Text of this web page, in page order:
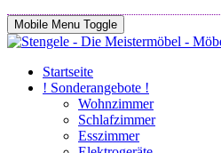
Mobile Menu Toggle
Startseite
! Sonderangebote !
Wohnzimmer
Schlafzimmer
Esszimmer